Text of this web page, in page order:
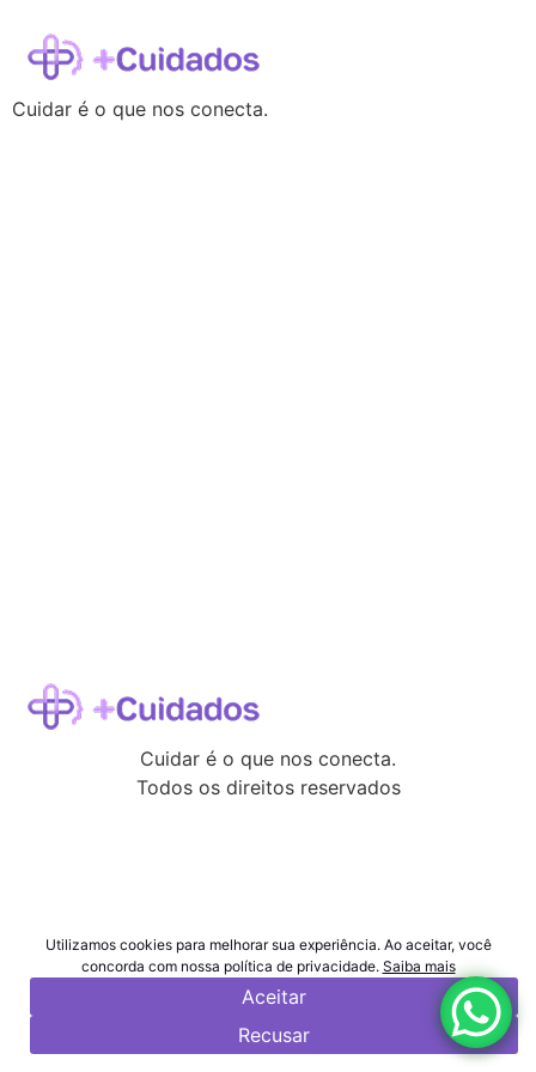
Cuidar é o que nos conecta.
Cuidar é o que nos conecta.
Todos os direitos reservados
Utilizamos cookies para melhorar sua experiência. Ao aceitar, você
concorda com nossa política de privacidade. Saiba mais
Aceitar
Recusar